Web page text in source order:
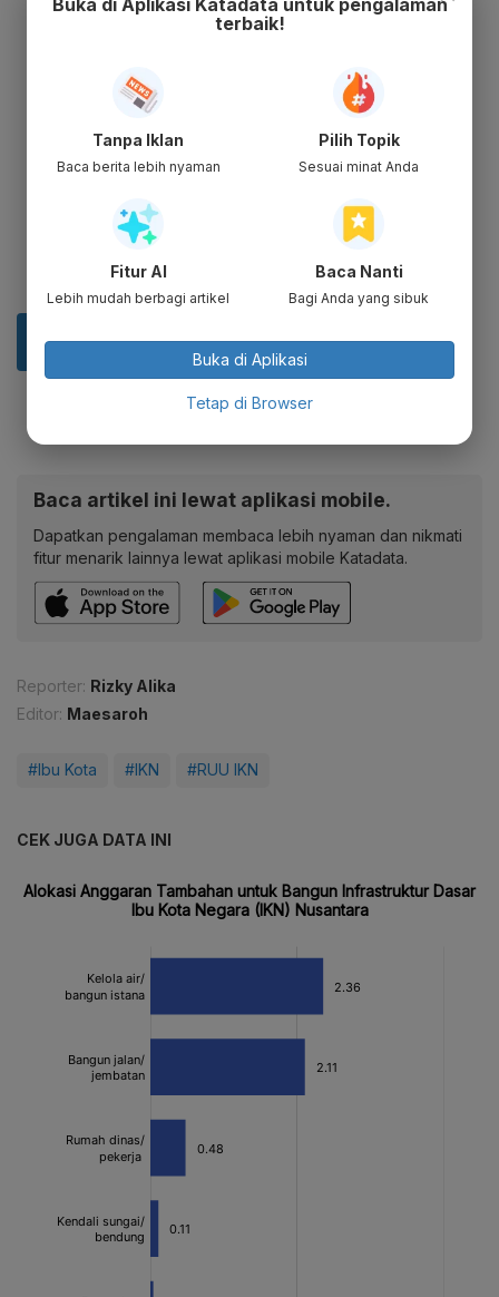
Baca artikel ini lewat aplikasi mobile.
Dapatkan pengalaman membaca lebih nyaman dan nikmati
fitur menarik lainnya lewat aplikasi mobile Katadata.
Reporter: Rizky Alika
Editor: Maesaroh
#Ibu Kota #IKN #RUU IKN
CEK JUGA DATA INI
terbaik!
Tanpa Iklan
Baca berita lebih nyaman
Pilih Topik
Sesuai minat Anda
Fitur AI
Lebih mudah berbagi artikel
Baca Nanti
Bagi Anda yang sibuk
Buka di Aplikasi
Tetap di Browser